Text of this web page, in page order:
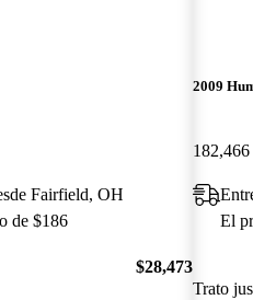
Fairfield, OH
de $186
$28,473
2009
El
Trato